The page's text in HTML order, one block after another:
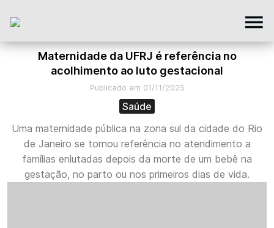
Maternidade da UFRJ é referência no
acolhimento ao luto gestacional
Publicado em 01/11/2025
Saúde
Uma maternidade pública na zona sul da cidade do Rio
de Janeiro se tornou referência no atendimento a
famílias enlutadas depois da morte de um bebê na
gestação, no parto ou nos primeiros dias de vida.